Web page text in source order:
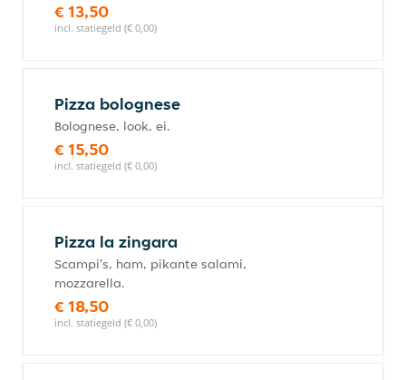
€ 13,50
incl. statiegeld (€ 0,00)
Pizza bolognese
Bolognese, look, ei.
€ 15,50
incl. statiegeld (€ 0,00)
Pizza la zingara
Scampi's, ham, pikante salami,
mozzarella.
€ 18,50
incl. statiegeld (€ 0,00)